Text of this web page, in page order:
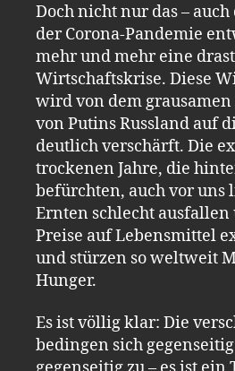
Doch nicht nur das –
der Corona-Pandemie
mehr und mehr eine
Wirtschaftskrise. Diese
wird von dem
von Putins Russland auf
deutlich verschärft. Die
trockenen Jahre, die
befürchten, auch vor uns
Ernten schlecht
Preise auf Lebensmittel
und stürzen so weltweit
Hunger.
Es ist völlig klar: Die
bedingen sich